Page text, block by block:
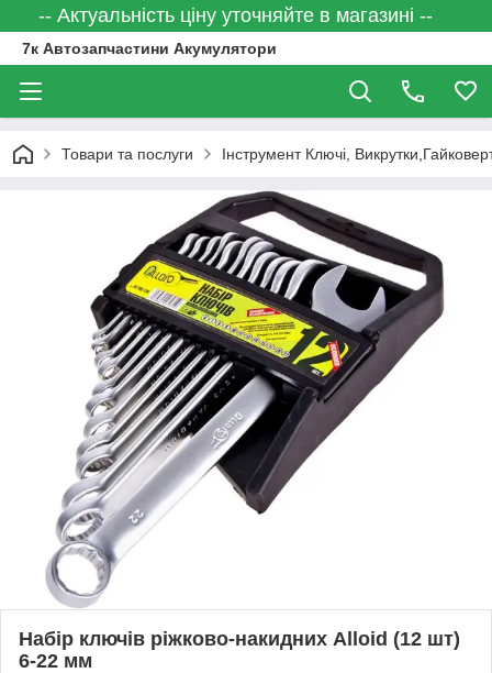
-- Актуальність ціну уточняйте в магазині --
7к Автозапчастини Акумулятори
Товари та послуги Інструмент Ключі,
Набір ключів ріжково-накидних Alloid (12 шт)
6-22 мм